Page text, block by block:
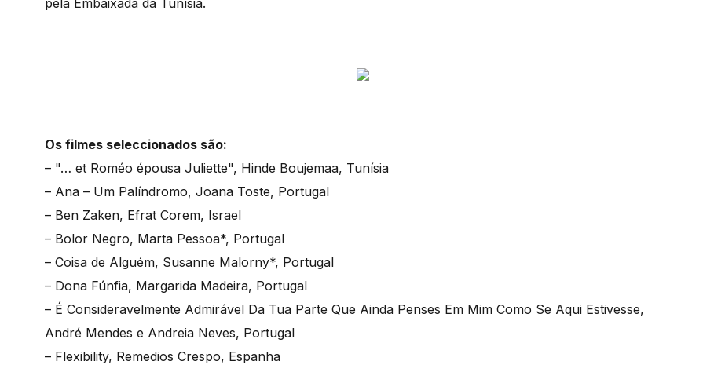
Os filmes seleccionados são:
– "… et Roméo épousa Juliette", Hinde Boujemaa, Tunísia
– Ana – Um Palíndromo, Joana Toste, Portugal
– Ben Zaken, Efrat Corem, Israel
– Bolor Negro, Marta Pessoa*, Portugal
– Coisa de Alguém, Susanne Malorny*, Portugal
– Dona Fúnfia, Margarida Madeira, Portugal
– É Consideravelmente Admirável Da Tua Parte Que Ainda Penses Em Mim Como Se Aqui Estivesse,
André Mendes e Andreia Neves, Portugal
– Flexibility, Remedios Crespo, Espanha